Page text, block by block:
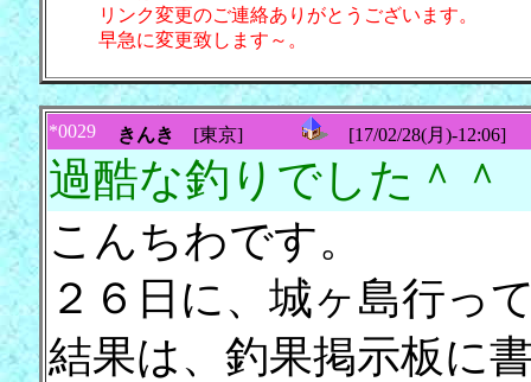
リンク変更のご連絡ありがとうございます。
早急に変更致します～。
*0029 きんき [東京] [17/02/28(月)-12:06]
過酷な釣りでした＾＾
こんちわです。
２６日に、城ヶ島行っ
結果は、釣果掲示板に